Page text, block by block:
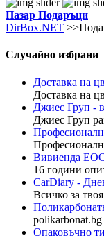
Пазар Подаръци
DirBox.NET
Случайно избрани
Доставка на
Доставка на
Джиес Груп -
Джиес Груп
Вивиенда
16 години
CarDiary -
Всичко за
polikarbonat.bg
Опаковъчно